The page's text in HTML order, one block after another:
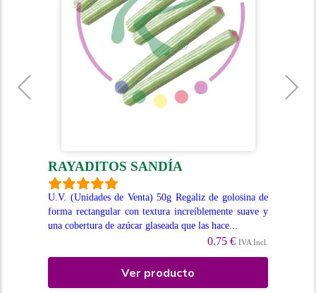
RAYADITOS SANDÍA
U.V. (Unidades de Venta) 50g Regaliz de golosina de
forma rectangular con textura increíblemente suave y
una cobertura de azúcar glaseada que las hace...
0.75 € IVA Incl.
Ver producto